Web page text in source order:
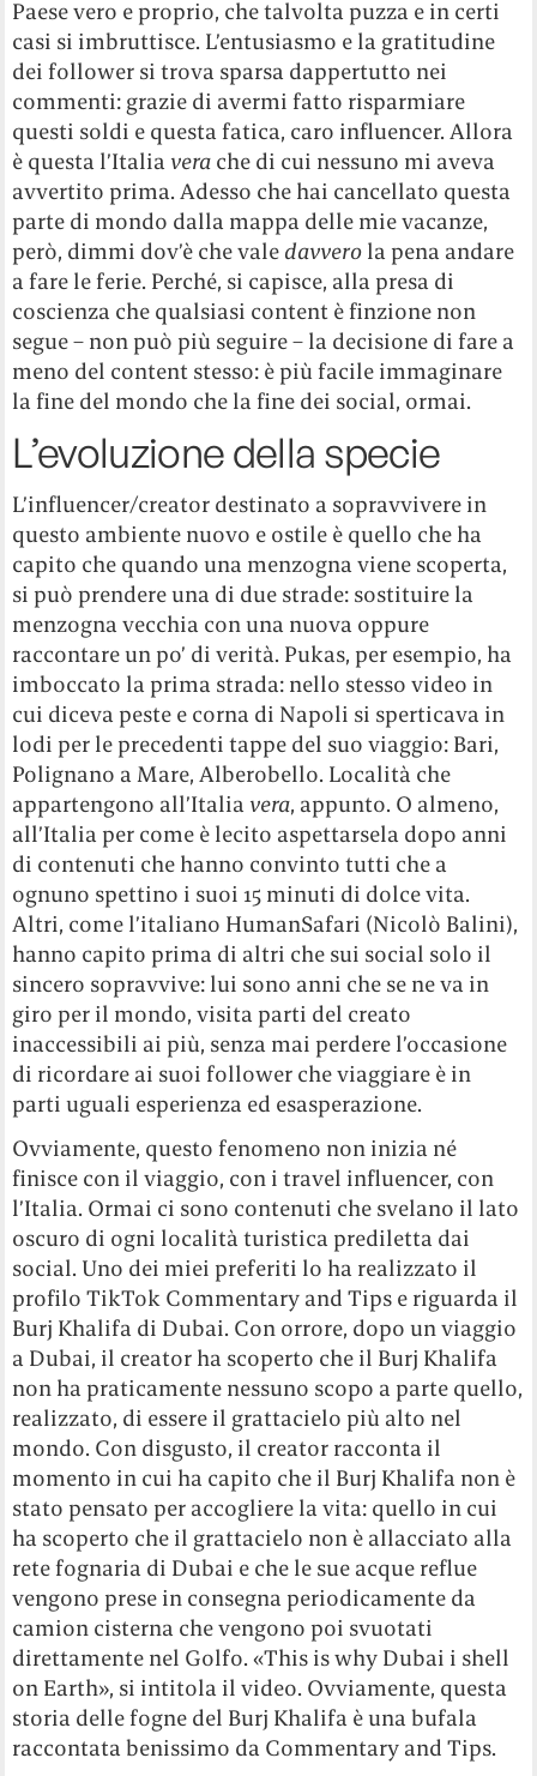
Paese vero e proprio, che talvolta puzza e in certi
casi si imbruttisce. L’entusiasmo e la gratitudine
dei follower si trova sparsa dappertutto nei
commenti: grazie di avermi fatto risparmiare
questi soldi e questa fatica, caro influencer. Allora
è questa l’Italia vera che di cui nessuno mi aveva
avvertito prima. Adesso che hai cancellato questa
parte di mondo dalla mappa delle mie vacanze,
però, dimmi dov’è che vale davvero la pena andare
a fare le ferie. Perché, si capisce, alla presa di
coscienza che qualsiasi content è finzione non
segue – non può più seguire – la decisione di fare a
meno del content stesso: è più facile immaginare
la fine del mondo che la fine dei social, ormai.
L’evoluzione della specie
L’influencer/creator destinato a sopravvivere in
questo ambiente nuovo e ostile è quello che ha
capito che quando una menzogna viene scoperta,
si può prendere una di due strade: sostituire la
menzogna vecchia con una nuova oppure
raccontare un po’ di verità. Pukas, per esempio, ha
imboccato la prima strada: nello stesso video in
cui diceva peste e corna di Napoli si sperticava in
lodi per le precedenti tappe del suo viaggio: Bari,
Polignano a Mare, Alberobello. Località che
appartengono all’Italia vera, appunto. O almeno,
all’Italia per come è lecito aspettarsela dopo anni
di contenuti che hanno convinto tutti che a
ognuno spettino i suoi 15 minuti di dolce vita.
Altri, come l’italiano HumanSafari (Nicolò Balini),
hanno capito prima di altri che sui social solo il
sincero sopravvive: lui sono anni che se ne va in
giro per il mondo, visita parti del creato
inaccessibili ai più, senza mai perdere l’occasione
di ricordare ai suoi follower che viaggiare è in
parti uguali esperienza ed esasperazione.
Ovviamente, questo fenomeno non inizia né
finisce con il viaggio, con i travel influencer, con
l’Italia. Ormai ci sono contenuti che svelano il lato
oscuro di ogni località turistica prediletta dai
social. Uno dei miei preferiti lo ha realizzato il
profilo TikTok Commentary and Tips e riguarda il
Burj Khalifa di Dubai. Con orrore, dopo un viaggio
a Dubai, il creator ha scoperto che il Burj Khalifa
non ha praticamente nessuno scopo a parte quello,
realizzato, di essere il grattacielo più alto nel
mondo. Con disgusto, il creator racconta il
momento in cui ha capito che il Burj Khalifa non è
stato pensato per accogliere la vita: quello in cui
ha scoperto che il grattacielo non è allacciato alla
rete fognaria di Dubai e che le sue acque reflue
vengono prese in consegna periodicamente da
camion cisterna che vengono poi svuotati
direttamente nel Golfo. «This is why Dubai i shell
on Earth», si intitola il video. Ovviamente, questa
storia delle fogne del Burj Khalifa è una bufala
raccontata benissimo da Commentary and Tips.